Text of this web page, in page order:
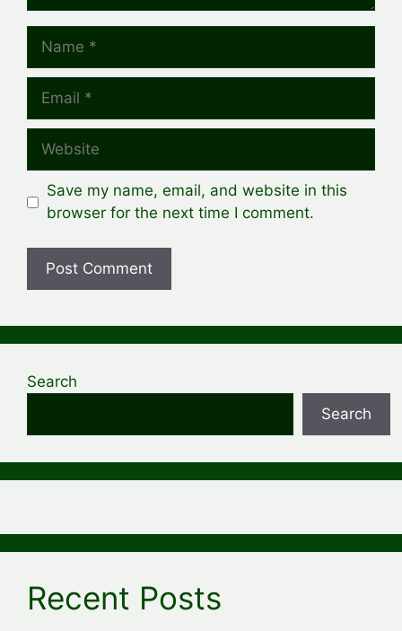
Name
Email
Website
Save my name, email, and website in this
browser for the next time I comment.
Search
Search
Recent Posts